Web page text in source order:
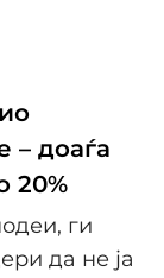
– доаѓа
20%
ги
да не ја